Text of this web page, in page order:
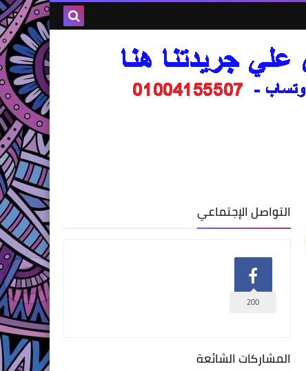
التواصل الإجتماعي
200
المشاركات الشائعة